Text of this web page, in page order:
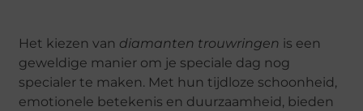
Het kiezen van diamanten trouwringen is een
geweldige manier om je speciale dag nog
specialer te maken. Met hun tijdloze schoonheid,
emotionele betekenis en duurzaamheid, bieden